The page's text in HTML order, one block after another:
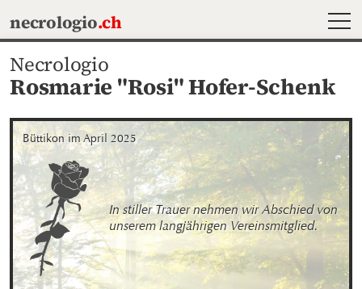
necrologio.ch
Necrologio
Rosmarie "Rosi" Hofer-Schenk
Büttikon im April 2025
In stiller Trauer nehmen wir Abschied von
unserem langjährigen Vereinsmitglied.